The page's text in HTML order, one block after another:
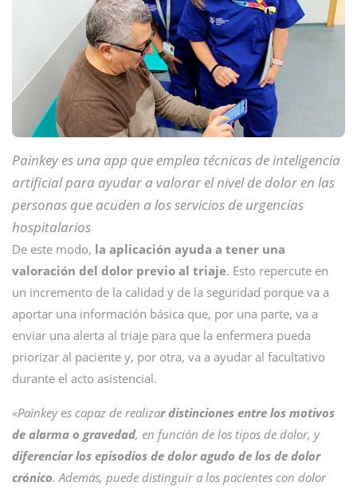
Painkey es una app que emplea técnicas de inteligencia
artificialpara ayudar a valorar el nivel de dolor en las
personas que acuden a los servicios de urgencias
hospitalarios
De este modo, la aplicación ayuda a tener una
valoración del dolor previo al triaje. Esto repercute en
un incremento de la calidad y de la seguridad porque va a
aportar una información básica que, por una parte, va a
enviar una alerta al triaje para que la enfermera pueda
priorizar al paciente y, por otra, va a ayudar al facultativo
durante el acto asistencial.
«Painkeyes capaz de realizar distinciones entre los motivos
de alarma o gravedad, en función de los tipos de dolor, y
diferenciar los episodios de dolor agudo de los de dolor
crónico. Además, puede distinguir a los pacientes con dolor